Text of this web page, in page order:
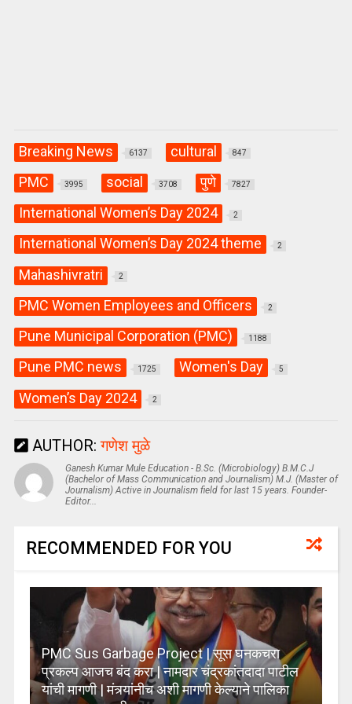
Breaking News 6137 cultural 847
PMC 3995 social 3708 पुणे 7827
International Women’s Day 2024 2
International Women’s Day 2024 theme 2
Mahashivratri 2
PMC Women Employees and Officers 2
Pune Municipal Corporation (PMC) 1188
Pune PMC news 1725 Women's Day 5
Women’s Day 2024 2
AUTHOR:गणेश मुळे
Ganesh Kumar Mule Education - B.Sc. (Microbiology) B.M.C.J
(Bachelor of Mass Communication and Journalism) M.J. (Master of
Journalism) Active in Journalism field for last 15 years. Founder-
Editor...
RECOMMENDED FOR YOU
PMC Sus Garbage Project | सूस घनकचरा
प्रकल्प आजच बंद करा | नामदार चंद्रकांतदादा पाटील
यांची मागणी | मंत्र्यांनीच अशी मागणी केल्याने पालिका